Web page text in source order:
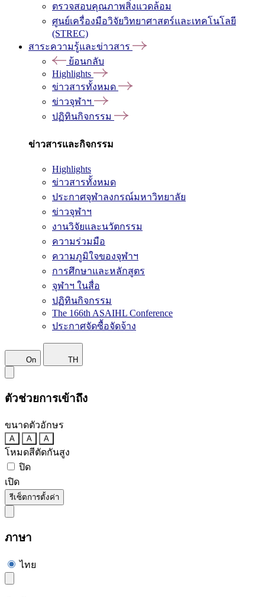
ตรวจสอบคุณภาพสิ่งแวดล้อม
ศูนย์เครื่องมือวิจัยวิทยาศาสตร์และเทคโนโลยี
(STREC)
สาระความรู้และข่าวสาร
ย้อนกลับ
Highlights
ข่าวสารทั้งหมด
ข่าวจุฬาฯ
ปฏิทินกิจกรรม
ข่าวสารและกิจกรรม
Highlights
ข่าวสารทั้งหมด
ประกาศจุฬาลงกรณ์มหาวิทยาลัย
ข่าวจุฬาฯ
งานวิจัยและนวัตกรรม
ความร่วมมือ
ความภูมิใจของจุฬาฯ
การศึกษาและหลักสูตร
จุฬาฯ ในสื่อ
ปฏิทินกิจกรรม
The 166th ASAIHL Conference
ประกาศจัดซื้อจัดจ้าง
On TH
ตัวช่วยการเข้าถึง
ขนาดตัวอักษร
A A A
โหมดสีตัดกันสูง
ปิด
เปิด
รีเซ็ตการตั้งค่า
ภาษา
ไทย